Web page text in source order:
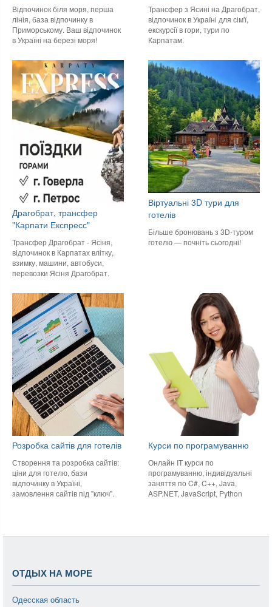
Відпочинок біля моря, перша
лінія, база відпочинку в
Приморському. Ваш відпочинок
в Україні на березі моря!
Трансфер з Ясині на Драгобрат,
відпочинок в Україні для сім'ї,
екскурсії в гори, тури по
Карпатам.
Драгобрат, трансфер
"Карпати Експресс"
Трансфер Драгобрат - Ясіня,
відпочинок в Карпатах влітку,
взимку, машини, автобуси,
перевозки Ясіня Драгобрат.
Віртуальні 3D тури для
готелів
Більше бронювань з 3D-туром
готелю — почніть сьогодні!
Розробка сайтів для готелів
Створення та розробка сайтів:
ціни для готелю, бази
відпочинку в Україні,
замовлення сайтів під "ключ".
Курси по програмуванню
Онлайн IT курси по
програмуванню, індивідуальні
заняття по C#, C++, Java,
ASP.NET, JavaScript, Python
ОТДЫХ НА МОРЕ
Одесская область